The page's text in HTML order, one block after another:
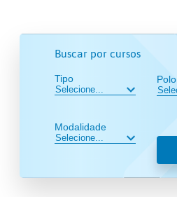
Buscar por cursos
Tipo
Modalidade
Polo